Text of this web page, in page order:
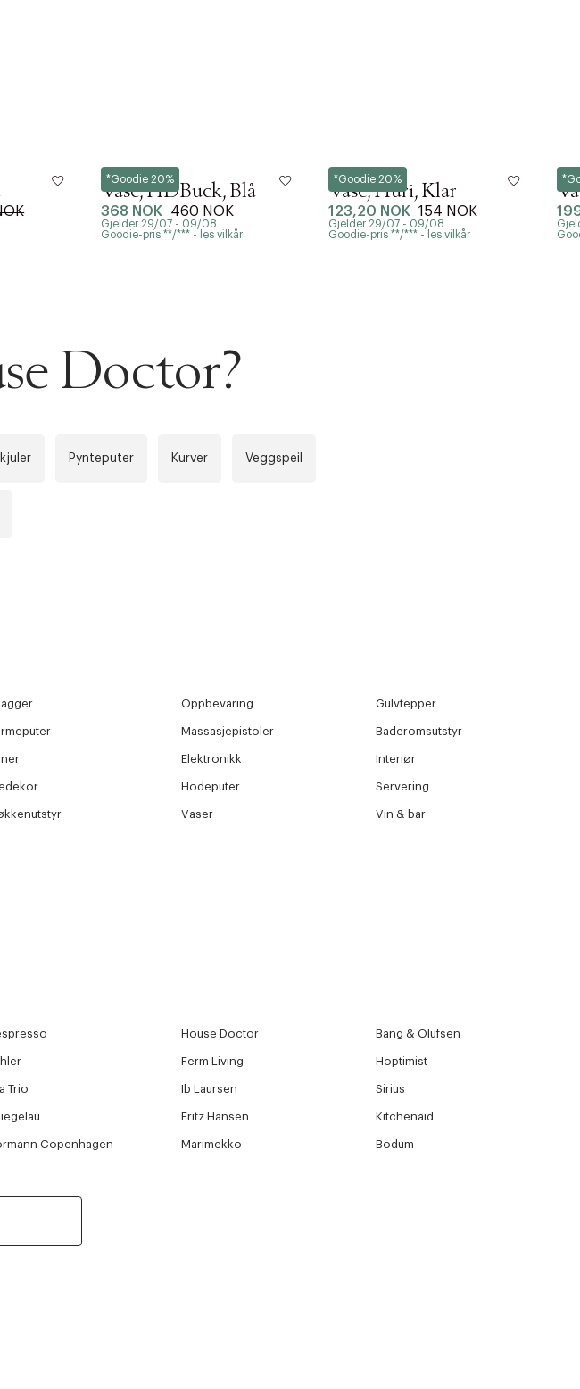
*Goodie 20%
House Doctor
Vase, HDBuck, Blå
368 NOK 460 NOK
Gjelder 29/07 - 09/08
Goodie-pris **/*** - les vilkår
*Goodie 20%
House Doctor
Vase, Huri, Klar
123,20 NOK 154 NOK
Gjelder 29/07 - 09/08
Goodie-pris **/*** - les vilkår
Doctor?
Pynteputer Kurver Veggspeil
Oppbevaring Gulvtepper
Massasjepistoler Baderomsutstyr
Elektronikk Interiør
Hodeputer Servering
Vaser Vin & bar
House Doctor Bang & Olufsen
Ferm Living Hoptimist
Trio Ib Laursen Sirius
Fritz Hansen Kitchenaid
Copenhagen Marimekko Bodum